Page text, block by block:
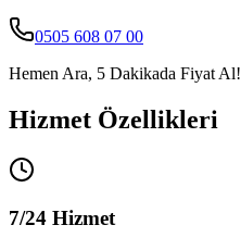
0505 608 07 00
Hemen Ara, 5 Dakikada Fiyat Al!
Hizmet Özellikleri
7/24 Hizmet